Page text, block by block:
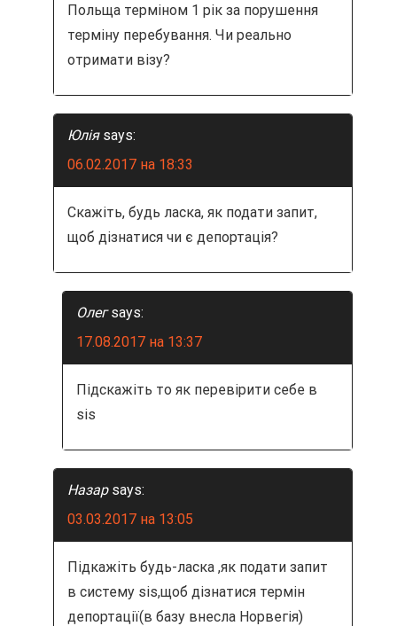
и
я
Польща терміном 1 рік за порушення
терміну перебування. Чи реально
отримати візу?
Юлія says:
06.02.2017 на 18:33
Скажіть, будь ласка, як подати запит,
щоб дізнатися чи є депортація?
Олег says:
17.08.2017 на 13:37
Підскажіть то як перевірити себе в
sis
Назар says:
03.03.2017 на 13:05
Підкажіть будь-ласка ,як подати запит
в систему sis,щоб дізнатися термін
депортації(в базу внесла Норвегія)